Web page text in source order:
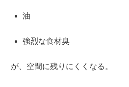
油
強烈な食材臭
が、空間に残りにくくなる。